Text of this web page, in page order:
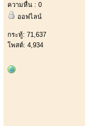
ความหื่น : 0
ออฟไลน์
กระทู้: 71,637
โพสต์: 4,934